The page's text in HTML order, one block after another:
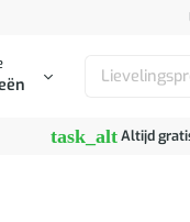
Zoeken
task_altAltijd